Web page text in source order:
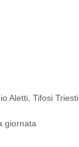
Aletti ,Tifosi
giornata